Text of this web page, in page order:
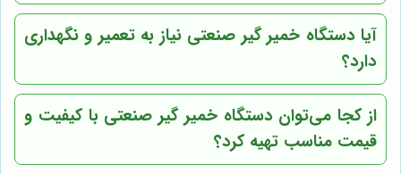
آیا دستگاه خمیر گیر صنعتی نیاز به تعمیر و نگهداری
دارد؟
از کجا می‌توان دستگاه خمیر گیر صنعتی با کیفیت و
قیمت مناسب تهیه کرد؟